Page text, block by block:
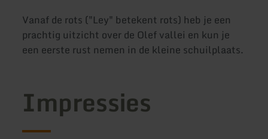
Vanaf de rots ("Ley" betekent rots) heb je een
prachtig uitzicht over de Olef vallei en kun je
een eerste rust nemen in de kleine schuilplaats.
Impressies